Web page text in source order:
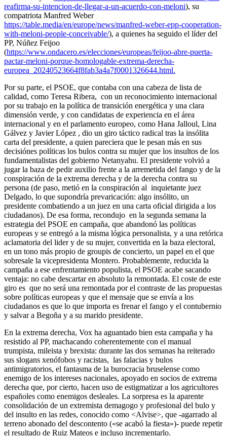
reafirma-su-intencion-de-llegar-a-un-acuerdo-con-meloni), su
compatriota Manfred Weber
https://table.media/en/europe/news/manfred-weber-epp-cooperation-
with-meloni-people-conceivable/), a quienes ha seguido el líder del
PP, Núñez Feijoo
(https://www.ondacero.es/elecciones/europeas/feijoo-abre-puerta-
pactar-meloni-porque-homologable-extrema-derecha-
europea_20240523664f8fab3a4a7f0001326644.html.
Por su parte, el PSOE, que contaba con una cabeza de lista de
calidad, como Teresa Ribera, con un reconocimiento internacional
por su trabajo en la política de transición energética y una clara
dimensión verde, y con candidatas de experiencia en el área
internacional y en el parlamento europeo, como Hana Jalloul, Lina
Gálvez y Javier López , dio un giro táctico radical tras la insólita
carta del presidente, a quien pareciera que le pesan más en sus
decisiónes políticas los bulos contra su mujer que los insultos de los
fundamentalistas del gobierno Netanyahu. El presidente volvió a
jugar la baza de pedir auxilio frente a la arremetida del fango y de la
conspiración de la extrema derecha y de la derecha contra su
persona (de paso, metió en la conspiración al inquietante juez
Delgado, lo que supondría prevaricación: algo insólito, un
presidente combatiendo a un juez en una carta oficial dirigida a los
ciudadanos). De esa forma, recondujo en la segunda semana la
estrategia del PSOE en campaña, que abandonó las políticas
europeas y se entregó a la misma lógica personalista, y a una retórica
aclamatoria del lider y de su mujer, convertida en la baza electoral,
en un tono más propio de groupis de concierto, un papel en el que
sobresale la vicepresidenta Montero. Probablemente, reducida la
campaña a ese enfrentamiento populista, el PSOE acabe sacando
ventaja: no cabe descartar en absoluto la remontada. El coste de este
giro es que no será una remontada por el contraste de las propuestas
sobre políticas europeas y que el mensaje que se envía a los
ciudadanos es que lo que importa es frenar el fango y el contubernio
y salvar a Begoña y a su marido presidente.
En la extrema derecha, Vox ha aguantado bien esta campaña y ha
resistido al PP, machacando coherentemente con el manual
trumpista, mileista y brexista: durante las dos semanas ha reiterado
sus slogans xenófobos y racistas, las falacias y bulos
antimigratorios, el fantasma de la burocracia bruselense como
enemigo de los intereses nacionales, apoyado en socios de extrema
derecha que, por cierto, hacen uso de estigmatizar a los agricultores
españoles como enemigos desleales. La sorpresa es la aparente
consolidación de un extremista demagogo y profesional del bulo y
del insulto en las redes, conocido como <Alvise>, que -agarrado al
terreno abonado del descontento («se acabó la fiesta»)- puede repetir
el resultado de Ruiz Mateos e incluso incrementarlo.